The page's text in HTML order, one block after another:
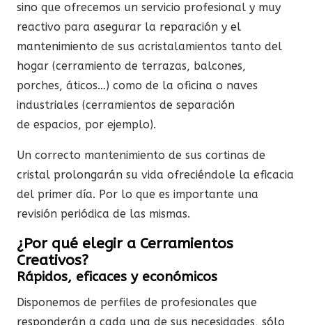
sino que ofrecemos un servicio profesional y muy
reactivo para asegurar la reparación y el
mantenimiento de sus acristalamientos tanto del
hogar (cerramiento de terrazas, balcones,
porches, áticos…) como de la oficina o naves
industriales (cerramientos de separación
de espacios, por ejemplo).
Un correcto mantenimiento de sus cortinas de
cristal prolongarán su vida ofreciéndole la eficacia
del primer día. Por lo que es importante una
revisión periódica de las mismas.
¿Por qué elegir a Cerramientos
Creativos?
Rápidos, eficaces y económicos
Disponemos de perfiles de profesionales que
responderán a cada una de sus necesidades, sólo